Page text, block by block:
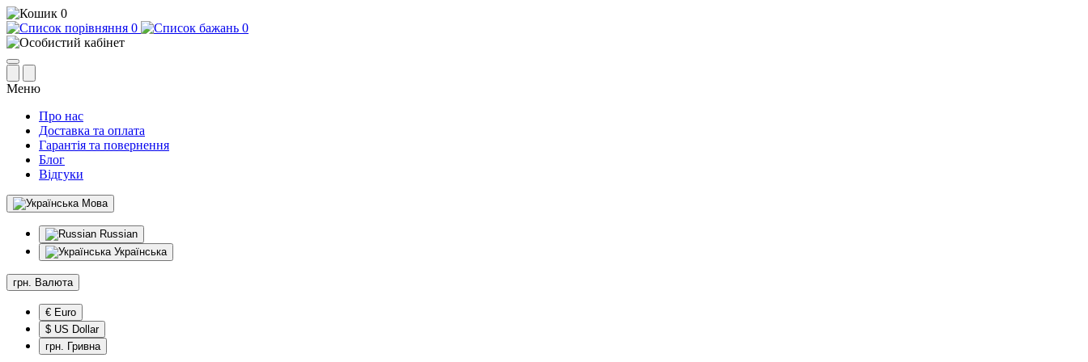
0
0
0
Меню
Про нас
Доставка та оплата
Гарантія та повернення
Блог
Відгуки
Мова
Russian
Українська
грн. Валюта
€ Euro
$ US Dollar
грн. Гривна